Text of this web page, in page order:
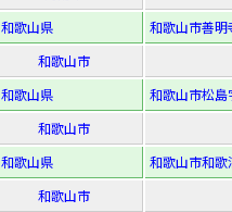
和歌山県
和歌山市善
和歌山市
和歌山県
和歌山市松
和歌山市
和歌山県
和歌山市和
和歌山市